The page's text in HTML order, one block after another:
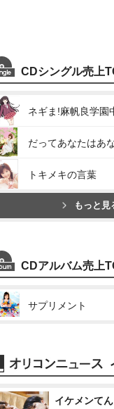
CDシングル売上
だってあなたはあ
トキメキの言葉
もっと見
CDアルバム売上
サプリメント
イケメンて